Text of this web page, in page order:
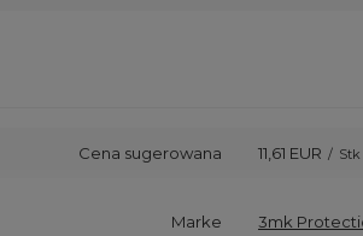
Cena sugerowana 11,61 EUR / Stk
Marke 3mk